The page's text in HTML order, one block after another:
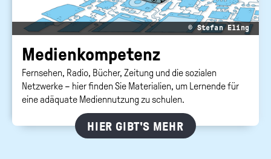
© Stefan Eling
Me­di­en­kom­pe­tenz
Fernsehen, Radio, Bücher, Zeitung und die sozialen
Netzwerke – hier finden Sie Materialien, um Lernende für
eine adäquate Mediennutzung zu schulen.
HIER GIBT'S MEHR